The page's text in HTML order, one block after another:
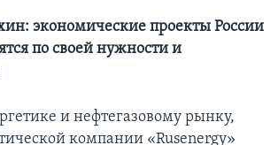
экономические проекты России
по своей нужности и
и нефтегазовому рынку,
компании «Rusenergy»